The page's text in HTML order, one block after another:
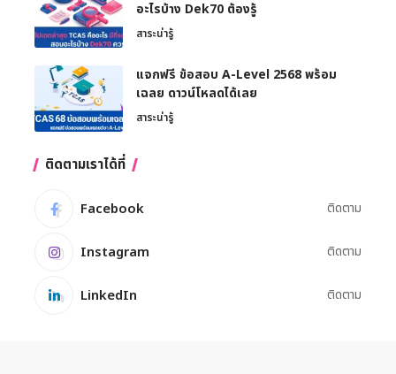
อะไรบ้าง Dek70 ต้องรู้
สาระน่ารู้
แจกฟรี ข้อสอบ A-Level 2568 พร้อม
เฉลย ดาวน์โหลดได้เลย
สาระน่ารู้
ติดตามเราได้ที่
Facebook ติดตาม
Instagram ติดตาม
LinkedIn ติดตาม